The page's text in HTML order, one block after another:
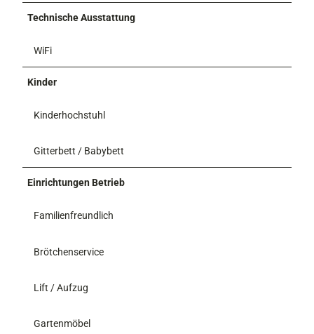
Technische Ausstattung
WiFi
Kinder
Kinderhochstuhl
Gitterbett / Babybett
Einrichtungen Betrieb
Familienfreundlich
Brötchenservice
Lift / Aufzug
Gartenmöbel